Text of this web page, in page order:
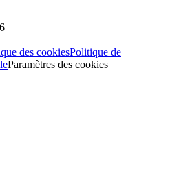
des cookiesPolitique de
Paramètres des cookies